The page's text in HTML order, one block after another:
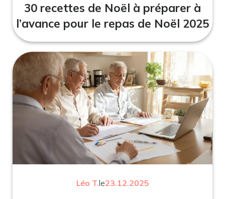
30 recettes de Noël à préparer à
l’avance pour le repas de Noël 2025
Léo T.le23.12.2025